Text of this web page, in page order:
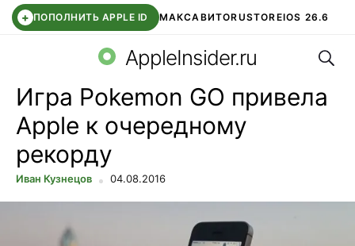
+ ПОПОЛНИТЬ APPLE ID МАКСАВИТОRUSTOREIOS 26.6
СБЕР КИДС ВТБ ОНЛАЙН ЧАТ В ROBLOX
AppleInsider.ru
Игра Pokemon GO привела
Apple к очередному
рекорду
Иван Кузнецов 04.08.2016